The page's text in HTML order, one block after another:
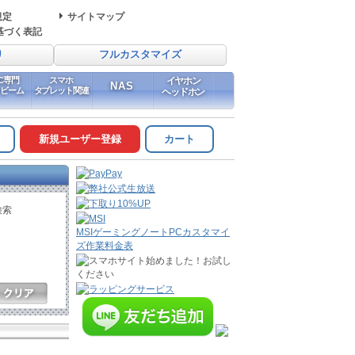
定
サイトマップ
づく表記
フルカスタマイズ
専門
ーム
スマホ
タブレット関連
NAS
イヤホン
ヘッドホン
新規ユーザー登録 カート
索
MSIゲーミングノートPCカスタマイ
ズ作業料金表